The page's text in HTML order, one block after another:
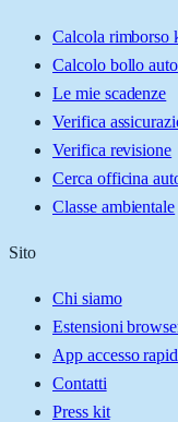
Calcola rimborso
Calcolo bollo auto
Le mie scadenze
Verifica
Verifica revisione
Cerca officina
Classe ambientale
Sito
Chi siamo
Estensioni
App accesso
Contatti
Press kit